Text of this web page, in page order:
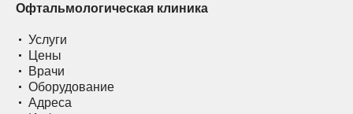
Офтальмологическая клиника
Услуги
Цены
Врачи
Оборудование
Адреса